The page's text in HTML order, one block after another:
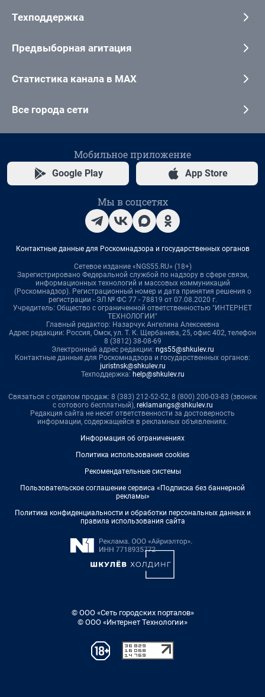
Техподдержка
Предвыборная агитация
Статистика канала в MAX
Все города сети
Мобильное приложение
Google Play App Store
Мы в соцсетях
Контактные данные для Роскомнадзора и государственных органов
Сетевое издание «NGS55.RU» (18+)
Зарегистрировано Федеральной службой по надзору в сфере связи,
информационных технологий и массовых коммуникаций
(Роскомнадзор). Регистрационный номер и дата принятия решения о
регистрации - ЭЛ № ФС 77 - 78819 от 07.08.2020 г.
Учредитель: Общество с ограниченной ответственностью "ИНТЕРНЕТ
ТЕХНОЛОГИИ"
Главный редактор: Назарчук Ангелина Алексеевна
Адрес редакции: Россия, Омск, ул. Т. К. Щербанева, 25, офис 402, телефон
8 (3812) 38-08-69
Электронный адрес редакции: ngs55@shkulev.ru
Контактные данные для Роскомнадзора и государственных органов:
juristnsk@shkulev.ru
Техподдержка: help@shkulev.ru
Связаться с отделом продаж: 8 (383) 212-52-52, 8 (800) 200-03-83 (звонок
с сотового бесплатный), reklamangs@shkulev.ru
Редакция сайта не несет ответственности за достоверность
информации, содержащейся в рекламных объявлениях.
Информация об ограничениях
Политика использования cookies
Рекомендательные системы
Пользовательское соглашение сервиса «Подписка без баннерной
рекламы»
Политика конфиденциальности и обработки персональных данных и
правила использования сайта
© ООО «Сеть городских порталов»
© ООО «Интернет Технологии»